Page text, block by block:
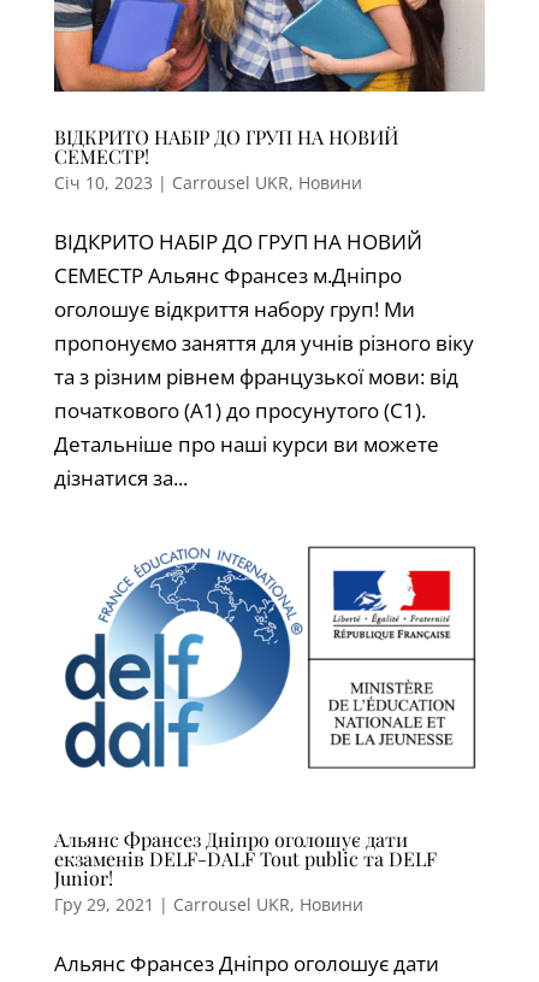
ВІДКРИТО НАБІР ДО ГРУП НА НОВИЙ
СЕМЕСТР!
Січ 10, 2023 | Carrousel UKR, Новини
ВІДКРИТО НАБІР ДО ГРУП НА НОВИЙ
СЕМЕСТР Альянс Франсез м.Дніпро
оголошує відкриття набору груп! Ми
пропонуємо заняття для учнів різного віку
та з різним рівнем французької мови: від
початкового (А1) до просунутого (С1).
Детальніше про наші курси ви можете
дізнатися за...
Альянс Франсез Дніпро оголошує дати
екзаменів DELF-DALF Tout public та DELF
Junior!
Гру 29, 2021 | Carrousel UKR, Новини
Альянс Франсез Дніпро оголошує дати